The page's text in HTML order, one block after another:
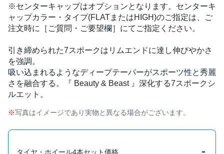
※センターキャップはオプションとなります。センターキ
ャップカラー・タイプ(FLATまたはHIGH)のご指定は、ご
注文時に［ご質問・ご要望欄］にてご指定ください。
引き締められた7スポークはリムエンドに達し伸びやかさ
を強調。
吸い込まれるようなディープテーパーがスポーツ性と秀麗
さを融合する。『 Beauty & Beast 』深化する7スポークシ
ルエット。
写真はイメージであり実物と異なる場合がございます。
タイヤ・ホイール4本セット価格 -